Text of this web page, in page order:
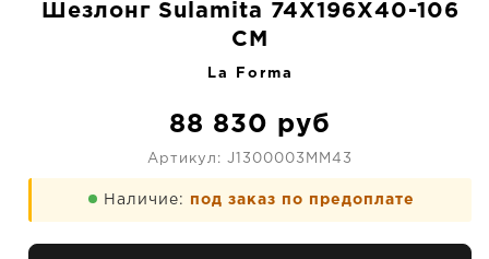
Шезлонг Sulamita 74X196X40-106
CM
La Forma
88 830 руб
Артикул: J1300003MM43
Наличие: под заказ по предоплате